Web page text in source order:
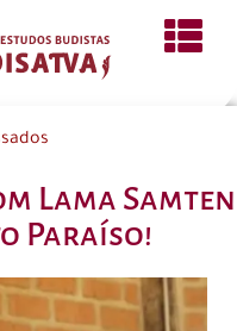
Lama Samten
Paraíso!